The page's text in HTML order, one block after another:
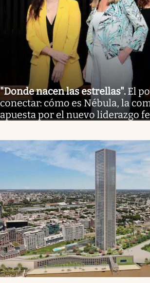
"Donde nacen las estrellas". El
conectar: cómo es Nébula, la
apuesta por el nuevo liderazgo